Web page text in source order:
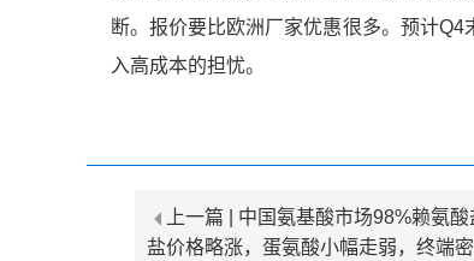
断。报价要比欧洲厂家优惠很多。预计
入高成本的担忧。
上一篇 | 中国氨基酸市场98%赖氨酸
盐价格略涨，蛋氨酸小幅走弱，终端